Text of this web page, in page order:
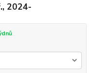
2024-